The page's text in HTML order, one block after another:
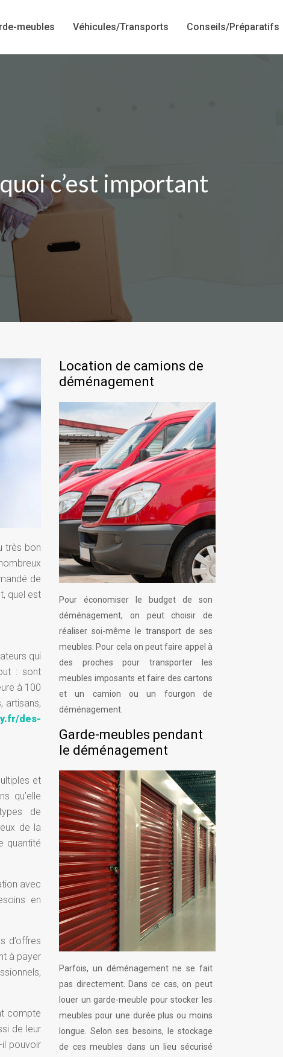
meubles Véhicules/Transports Conseils/Préparatifs
c’est important
très bon
de
quel est
qui
: sont
à 100
artisans,
des-
et
qu’elle
de
de la
quantité
avec
en
d’offres
à payer
compte
de leur
pouvoir
Location de camions de
déménagement
Pour économiser le budget de son
déménagement, on peut choisir de
réaliser soi-même le transport de ses
meubles. Pour cela on peut faire appel à
des proches pour transporter les
meubles imposants et faire des cartons
et un camion ou un fourgon de
déménagement.
Garde-meubles pendant
le déménagement
Parfois, un déménagement ne se fait
pas directement. Dans ce cas, on peut
louer un garde-meuble pour stocker les
meubles pour une durée plus ou moins
longue. Selon ses besoins, le stockage
de ces meubles dans un lieu sécurisé